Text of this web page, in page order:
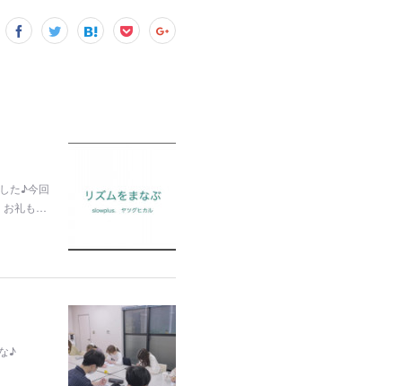
た♪今回
礼も…
♪